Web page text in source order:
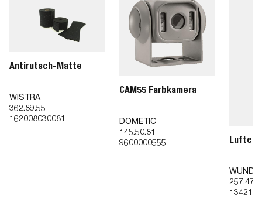
Antirutsch-Matte
WISTRA
362.89.55
162008030081
CAM55 Farbkamera
DOMETIC
145.50.81
9600000555
134214